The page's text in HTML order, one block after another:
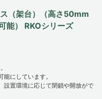
（架台）（高さ50mm
能） RKOシリーズ
にしています。
設置環境に応じて閉鎖や開放がで